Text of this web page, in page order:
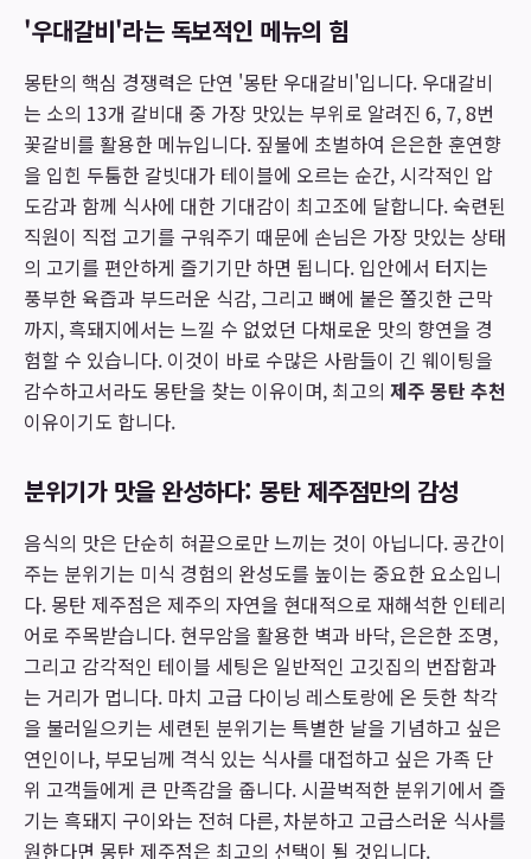
'우대갈비'라는 독보적인 메뉴의 힘
몽탄의 핵심 경쟁력은 단연 '몽탄 우대갈비'입니다. 우대갈비
는 소의 13개 갈비대 중 가장 맛있는 부위로 알려진 6, 7, 8번
꽃갈비를 활용한 메뉴입니다. 짚불에 초벌하여 은은한 훈연향
을 입힌 두툼한 갈빗대가 테이블에 오르는 순간, 시각적인 압
도감과 함께 식사에 대한 기대감이 최고조에 달합니다. 숙련된
직원이 직접 고기를 구워주기 때문에 손님은 가장 맛있는 상태
의 고기를 편안하게 즐기기만 하면 됩니다. 입안에서 터지는
풍부한 육즙과 부드러운 식감, 그리고 뼈에 붙은 쫄깃한 근막
까지, 흑돼지에서는 느낄 수 없었던 다채로운 맛의 향연을 경
험할 수 있습니다. 이것이 바로 수많은 사람들이 긴 웨이팅을
감수하고서라도 몽탄을 찾는 이유이며, 최고의 제주 몽탄 추천
이유이기도 합니다.
분위기가 맛을 완성하다: 몽탄 제주점만의 감성
음식의 맛은 단순히 혀끝으로만 느끼는 것이 아닙니다. 공간이
주는 분위기는 미식 경험의 완성도를 높이는 중요한 요소입니
다. 몽탄 제주점은 제주의 자연을 현대적으로 재해석한 인테리
어로 주목받습니다. 현무암을 활용한 벽과 바닥, 은은한 조명,
그리고 감각적인 테이블 세팅은 일반적인 고깃집의 번잡함과
는 거리가 멉니다. 마치 고급 다이닝 레스토랑에 온 듯한 착각
을 불러일으키는 세련된 분위기는 특별한 날을 기념하고 싶은
연인이나, 부모님께 격식 있는 식사를 대접하고 싶은 가족 단
위 고객들에게 큰 만족감을 줍니다. 시끌벅적한 분위기에서 즐
기는 흑돼지 구이와는 전혀 다른, 차분하고 고급스러운 식사를
원한다면 몽탄 제주점은 최고의 선택이 될 것입니다.